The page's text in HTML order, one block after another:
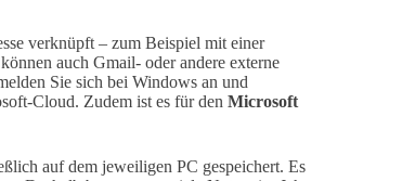
verknüpft – zum Beispiel mit einer
auch Gmail- oder andere externe
Sie sich bei Windows an und
Cloud. Zudem ist es für den Microsoft
auf dem jeweiligen PC gespeichert. Es